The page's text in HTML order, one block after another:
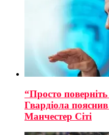
“Просто
Гвардіола
Манчестер Сіті